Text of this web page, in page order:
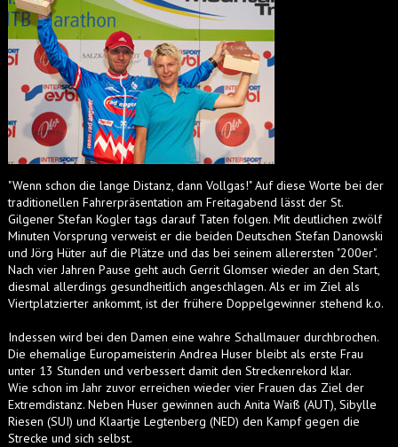
"Wenn schon die lange Distanz, dann Vollgas!" Auf diese Worte bei der
traditionellen Fahrerpräsentation am Freitagabend lässt der St.
Gilgener Stefan Kogler tags darauf Taten folgen. Mit deutlichen zwölf
Minuten Vorsprung verweist er die beiden Deutschen Stefan Danowski
und Jörg Hüter auf die Plätze und das bei seinem allerersten "200er".
Nach vier Jahren Pause geht auch Gerrit Glomser wieder an den Start,
diesmal allerdings gesundheitlich angeschlagen. Als er im Ziel als
Viertplatzierter ankommt, ist der frühere Doppelgewinner stehend k.o.
Indessen wird bei den Damen eine wahre Schallmauer durchbrochen.
Die ehemalige Europameisterin Andrea Huser bleibt als erste Frau
unter 13 Stunden und verbessert damit den Streckenrekord klar.
Wie schon im Jahr zuvor erreichen wieder vier Frauen das Ziel der
Extremdistanz. Neben Huser gewinnen auch Anita Waiß (AUT), Sibylle
Riesen (SUI) und Klaartje Legtenberg (NED) den Kampf gegen die
Strecke und sich selbst.